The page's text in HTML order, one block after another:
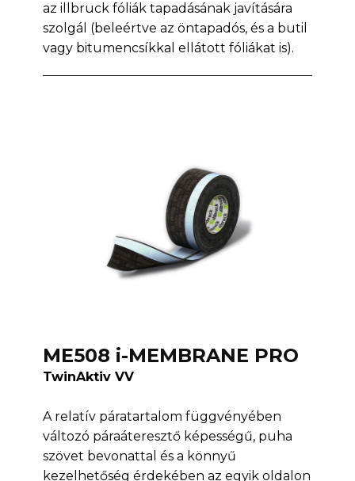
az illbruck fóliák tapadásának javítására
szolgál (beleértve az öntapadós, és a butil
vagy bitumencsíkkal ellátott fóliákat is).
ME508 i-MEMBRANE PRO
TwinAktiv VV
A relatív páratartalom függvényében
változó páraáteresztő képességű, puha
szövet bevonattal és a könnyű
kezelhetőség érdekében az egyik oldalon